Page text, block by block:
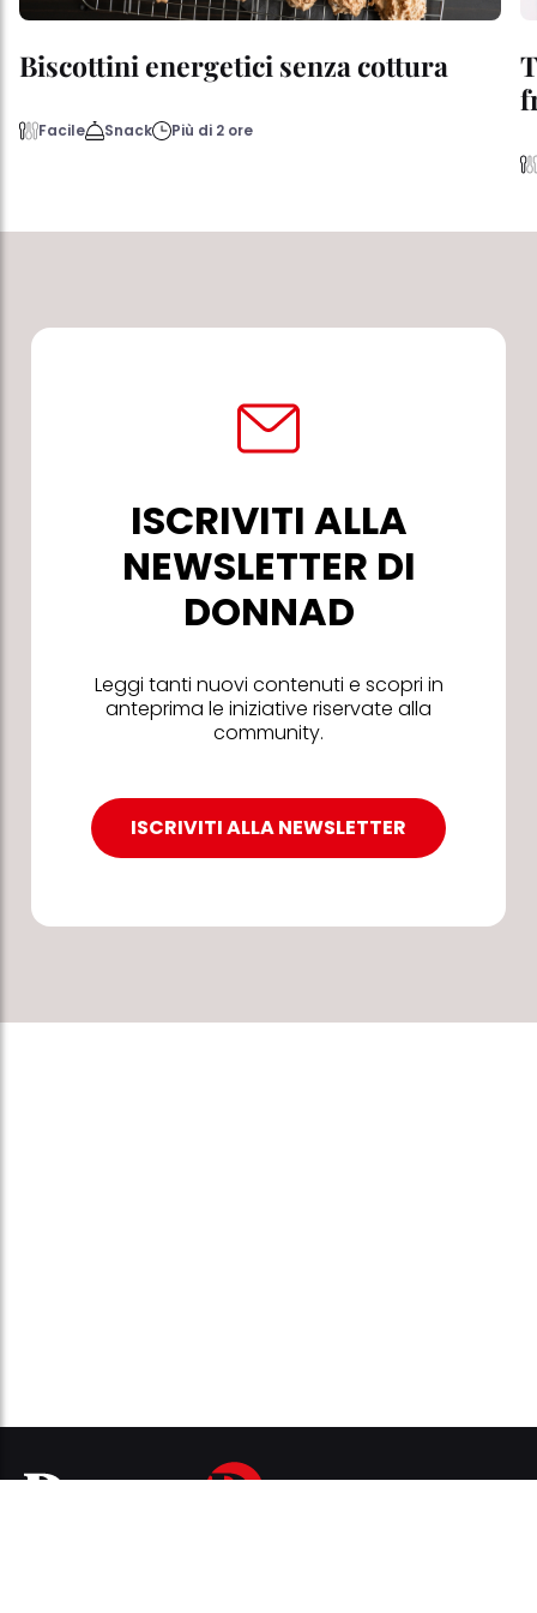
Biscottini energetici senza cottura
Facile Snack Più di 2 ore
ISCRIVITI ALLA
NEWSLETTER DI
DONNAD
Leggi tanti nuovi contenuti e scopri in
anteprima le iniziative riservate alla
community.
ISCRIVITI ALLA NEWSLETTER